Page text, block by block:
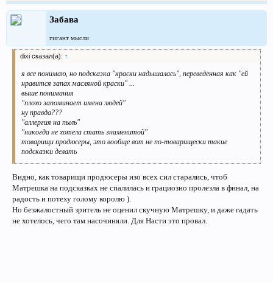
Забава
гигант мысли
dixi сказал(а): ↑
я все понимаю, но подсказка "краски надышалась", переведенная как "ей
нравится запах масляной краски" ...
выше понимания
"плохо запоминает имена людей"
ну правда???
"аллергия на пыль"
"никогда не хотела стать знаменитой"
товарищи продюсеры, это вообще вот не по-товарищески такие
подсказки делать
Видно, как товарищи продюсеры изо всех сил старались, чтоб
Матрешка на подсказках не спалилась и грациозно пролезла в финал, на
радость и потеху голому королю ).
Но безжалостный зритель не оценил скучную Матрешку, и даже гадать
не хотелось, чего там насочиняли. Для Насти это провал.